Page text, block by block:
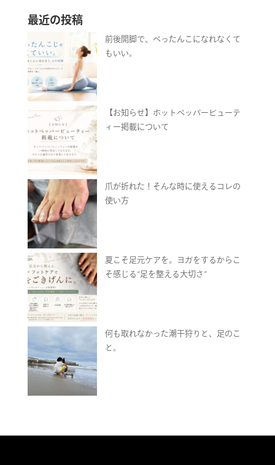
最近の投稿
前後開脚で、ぺったんこになれなくて
もいい。
【お知らせ】ホットペッパービューテ
ィー掲載について
爪が折れた！そんな時に使えるコレの
使い方
夏こそ足元ケアを。ヨガをするからこ
そ感じる“足を整える大切さ”
何も取れなかった潮干狩りと、足のこ
と。